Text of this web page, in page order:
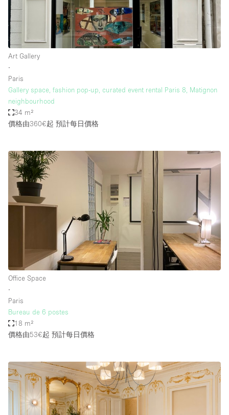
Art Gallery
∙
Paris
Gallery space, fashion pop-up, curated event rental Paris 8, Matignon
neighbourhood
34 m²
價格由360€起 預計每日價格
Office Space
∙
Paris
Bureau de 6 postes
18 m²
價格由53€起 預計每日價格